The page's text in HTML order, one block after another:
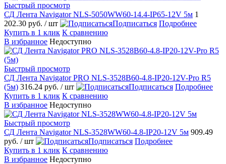
Быстрый просмотр
СД Лента Navigator NLS-5050WW60-14.4-IP65-12V 5м 1
202.30 руб. / шт Подписаться Подробнее
Купить в 1 клик К сравнению
В избранное Недоступно
Быстрый просмотр
СД Лента Navigator PRO NLS-3528B60-4.8-IP20-12V-Pro R5
(5м) 316.24 руб. / шт Подписаться Подробнее
Купить в 1 клик К сравнению
В избранное Недоступно
Быстрый просмотр
СД Лента Navigator NLS-3528WW60-4.8-IP20-12V 5м 909.49
руб. / шт Подписаться Подробнее
Купить в 1 клик К сравнению
В избранное Недоступно